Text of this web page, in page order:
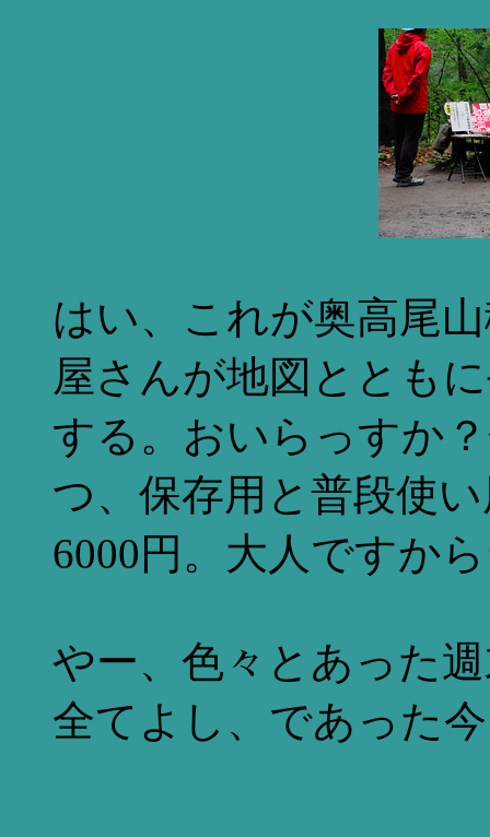
はい、これが奥高尾
屋さんが地図ととも
する。おいらっすか
つ、保存用と普段使
6000円。大人ですか
やー、色々とあった
全てよし、であった